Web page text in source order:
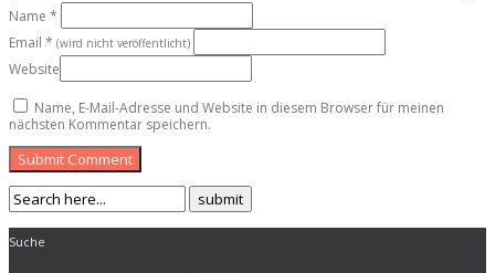
Name *
Email * (wird nicht veröffentlicht)
Website
Name, E-Mail-Adresse und Website in diesem Browser für meinen
nächsten Kommentar speichern.
Submit Comment
Suche